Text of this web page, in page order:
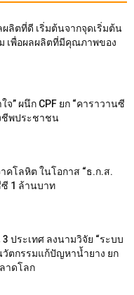
ลิตที่ดี เริ่มต้นจากจุดเริ่มต้น
เพื่อผลผลิตที่มีคุณภาพของ
” ผนึก CPF ยก “คาราวานซี
ชีพประชาชน
คโลหิต ในโอกาส “ธ.ก.ส.
1 ล้านบาท
ประเทศ ลงนามวิจัย “ระบบ
วัตกรรมแก้ปัญหาน้ำยาง ยก
าดโลก